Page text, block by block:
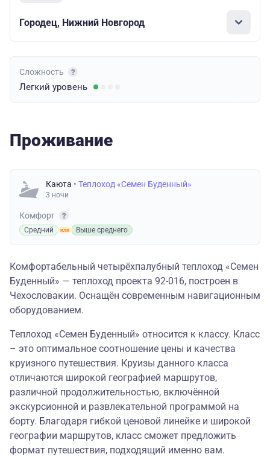
Городец, Нижний Новгород
Сложность
Легкий уровень
Проживание
Каюта • Теплоход «Семен Буденный»
3 ночи
Комфорт
Средний Выше среднего
Комфортабельный четырёхпалубный теплоход «Семен
Буденный» — теплоход проекта 92-016, построен в
Чехословакии. Оснащён современным навигационным
оборудованием.
Теплоход «Семен Буденный» относится к классу. Класс
– это оптимальное соотношение цены и качества
круизного путешествия. Круизы данного класса
отличаются широкой географией маршрутов,
различной продолжительностью, включённой
экскурсионной и развлекательной программой на
борту. Благодаря гибкой ценовой линейке и широкой
географии маршрутов, класс сможет предложить
формат путешествия, подходящий именно вам.